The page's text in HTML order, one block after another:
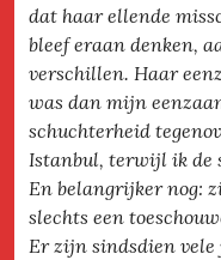
dat haar ellende
bleef eraan denken,
verschillen. Haar
was dan mijn
schuchterheid
Istanbul, terwijl ik de
En belangrijker nog:
slechts een
Er zijn sindsdien